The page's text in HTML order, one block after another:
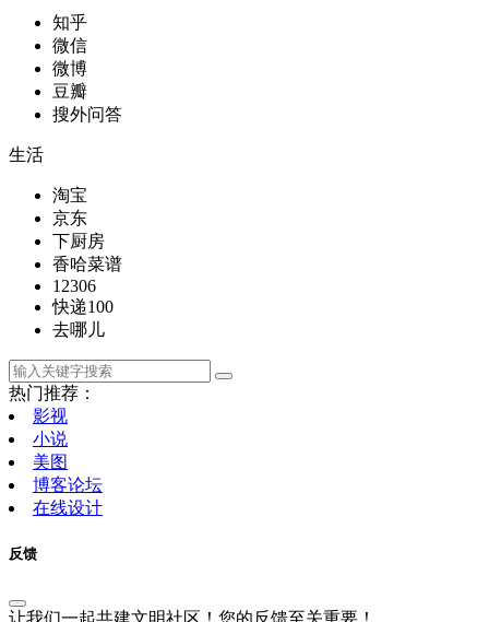
知乎
微信
微博
豆瓣
搜外问答
生活
淘宝
京东
下厨房
香哈菜谱
12306
快递100
去哪儿
热门推荐：
影视
小说
美图
博客论坛
在线设计
反馈